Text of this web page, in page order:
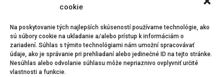
cookie
Na poskytovanie tých najlepších skúseností používame technológie, ako
sú súbory cookie na ukladanie a/alebo prístup k informáciám o
zariadení. Súhlas s týmito technológiami nám umožní spracovávať
údaje, ako je správanie pri prehliadaní alebo jedinečné ID na tejto stránke.
Nesúhlas alebo odvolanie súhlasu môže nepriaznivo ovplyvniť určité
vlastnosti a funkcie.
iskraholic@iskraholic.sk
Kliknutím prijmete